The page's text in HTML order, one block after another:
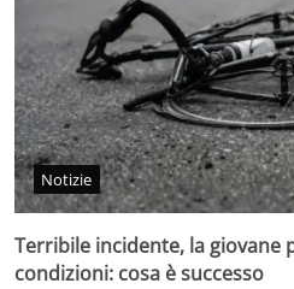
Notizie
Terribile incidente, la giovane
condizioni: cosa è successo